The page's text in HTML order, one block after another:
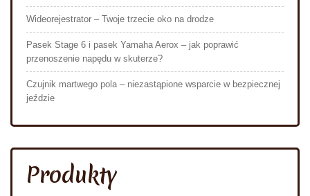
Wideorejestrator – Twoje trzecie oko na drodze
Pasek Stage 6 i pasek Yamaha Aerox – jak poprawić
przenoszenie napędu w skuterze?
Czujnik martwego pola – niezastąpione wsparcie w bezpiecznej
jeździe
Produkty